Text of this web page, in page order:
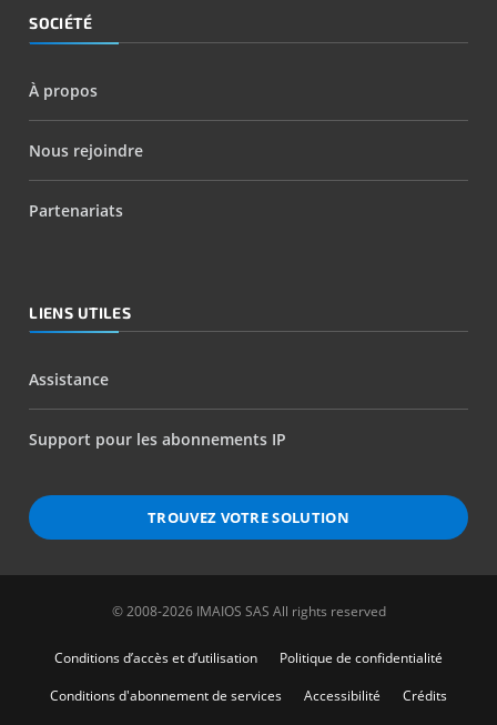
SOCIÉTÉ
À propos
Nous rejoindre
Partenariats
LIENS UTILES
Assistance
Support pour les abonnements IP
TROUVEZ VOTRE SOLUTION
© 2008-2026 IMAIOS SAS All rights reserved
Conditions d’accès et d’utilisation
Politique de confidentialité
Conditions d'abonnement de services
Accessibilité Crédits